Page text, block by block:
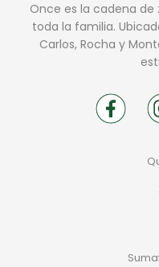
Once es la cadena
toda la familia.
Carlos, Rocha y